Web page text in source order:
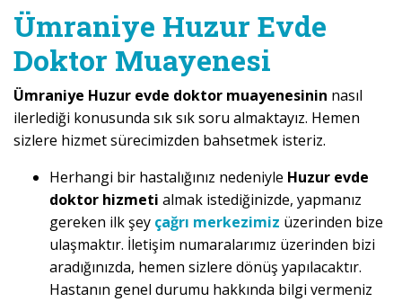
Ümraniye Huzur Evde
Doktor Muayenesi
Ümraniye Huzur evde doktor muayenesinin nasıl
ilerlediği konusunda sık sık soru almaktayız. Hemen
sizlere hizmet sürecimizden bahsetmek isteriz.
Herhangi bir hastalığınız nedeniyle Huzur evde
doktor hizmeti almak istediğinizde, yapmanız
gereken ilk şey çağrı merkezimiz üzerinden bize
ulaşmaktır. İletişim numaralarımız üzerinden bizi
aradığınızda, hemen sizlere dönüş yapılacaktır.
Hastanın genel durumu hakkında bilgi vermeniz